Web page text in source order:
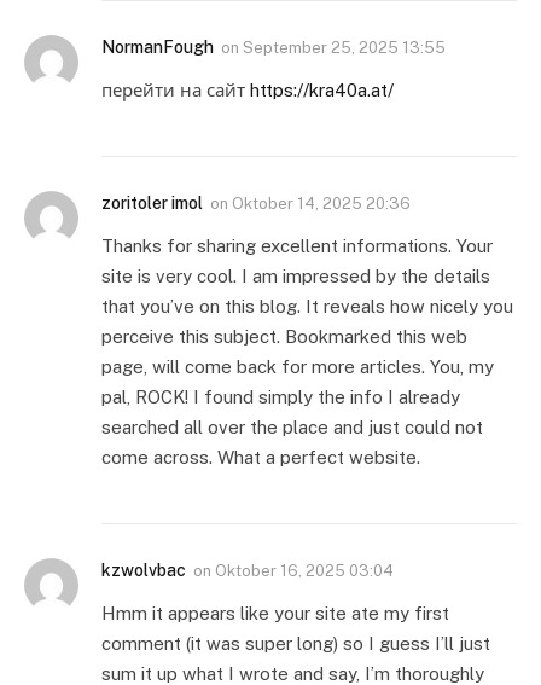
NormanFough on September 25, 2025 13:55
перейти на сайт https://kra40a.at/
zoritoler imol on Oktober 14, 2025 20:36
Thanks for sharing excellent informations. Your
site is very cool. I am impressed by the details
that you’ve on this blog. It reveals how nicely you
perceive this subject. Bookmarked this web
page, will come back for more articles. You, my
pal, ROCK! I found simply the info I already
searched all over the place and just could not
come across. What a perfect website.
kzwolvbac on Oktober 16, 2025 03:04
Hmm it appears like your site ate my first
comment (it was super long) so I guess I’ll just
sum it up what I wrote and say, I’m thoroughly